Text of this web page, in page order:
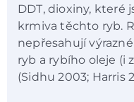
DDT, dioxiny, které
krmiva těchto ryb.
nepřesahují
ryb a rybího oleje (i
(Sidhu 2003; Harris